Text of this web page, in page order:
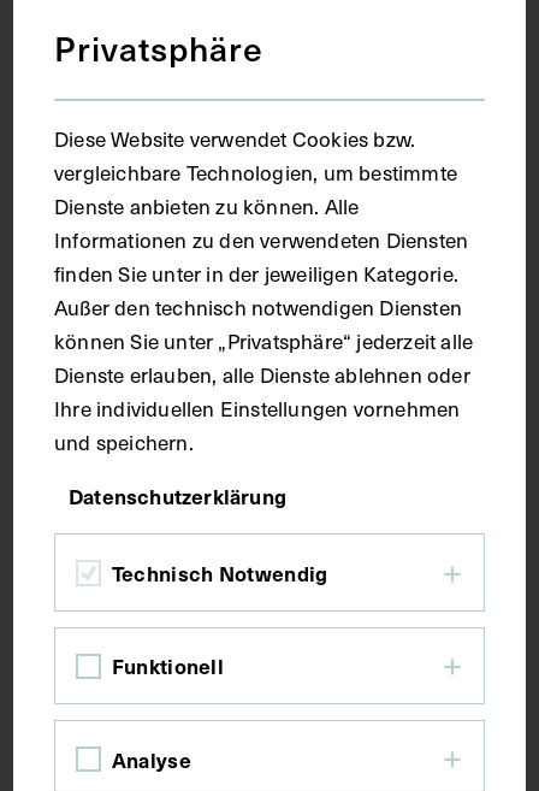
Bewachte Zufahrt zur Kriegszahnklinik
der IV. k.u.k. Armee
JULJAN ZILZ1916
Privatsphäre
Diese Website verwendet Cookies bzw.
vergleichbare Technologien, um bestimmte
Dienste anbieten zu können. Alle
Informationen zu den verwendeten Diensten
finden Sie unter in der jeweiligen Kategorie.
Außer den technisch notwendigen Diensten
können Sie unter „Privatsphäre“ jederzeit alle
Dienste erlauben, alle Dienste ablehnen oder
Ihre individuellen Einstellungen vornehmen
und speichern.
Datenschutzerklärung
Technisch Notwendig
Funktionell
Analyse